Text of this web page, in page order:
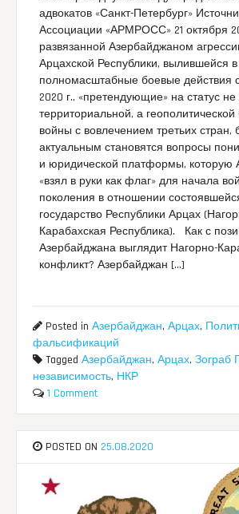
адвокатов «Санкт-Петербург»
Ассоциации «АРМРОСС» 21 октября
развязанной Азербайджаном
Арцахской Республики, вылившейся в
полномасштабные боевые действия
2020 г., «претендующие» на статус
территориальной, а
войны с вовлечением третьих стран,
актуальным становятся вопросы
и юридической платформы, которую
«взял в руки как флаг» для начала
поколения в отношении
государство Республики Арцах
Карабахская Республика). Как с
Азербайджана выглядит Нагорно-
конфликт? Азербайджан […]
Posted inАзербайджан,Арцах,
фальсификаций
TaggedАзербайджан,Арцах,Зограб
независимость, НКР
1 Comment
POSTED ON 25.08.2020